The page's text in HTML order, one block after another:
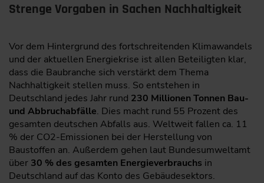
Strenge Vorgaben in Sachen Nachhaltigkeit
Vor dem Hintergrund des fortschreitenden Klimawandels
und der aktuellen Energiekrise ist allen Beteiligten klar,
dass die Baubranche sich verstärkt dem Thema
Nachhaltigkeit stellen muss. So entstehen in
Deutschland jedes Jahr rund 230 Millionen Tonnen Bau-
und Abbruchabfälle. Dies macht rund 55 Prozent des
gesamten deutschen Abfalls aus. Weltweit fallen ca. 11
% der CO2-Emissionen bei der Herstellung von
Baustoffen an. Außerdem gehen laut Bundesumweltamt
über 30 % des gesamten Energieverbrauchs in
Deutschland auf das Konto des Gebäudesektors.